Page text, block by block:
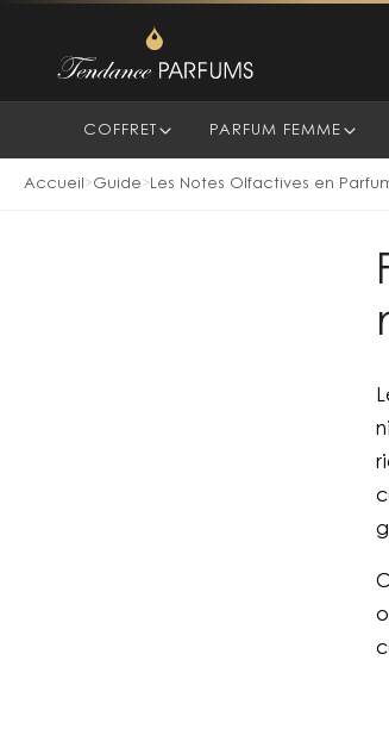
COFFRET PARFUM FEMME
Accueil >Guide> Les Notes Olfactives en